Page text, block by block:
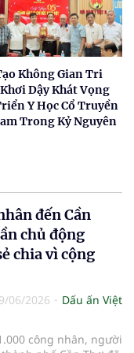
Không Gian Tri
Dậy Khát Vọng
Y Học Cổ Truyền
Trong Kỷ Nguyên
đến Cần
chủ động
chia vì cộng
06/2026
Dấu ấn Việt
công nhân, người